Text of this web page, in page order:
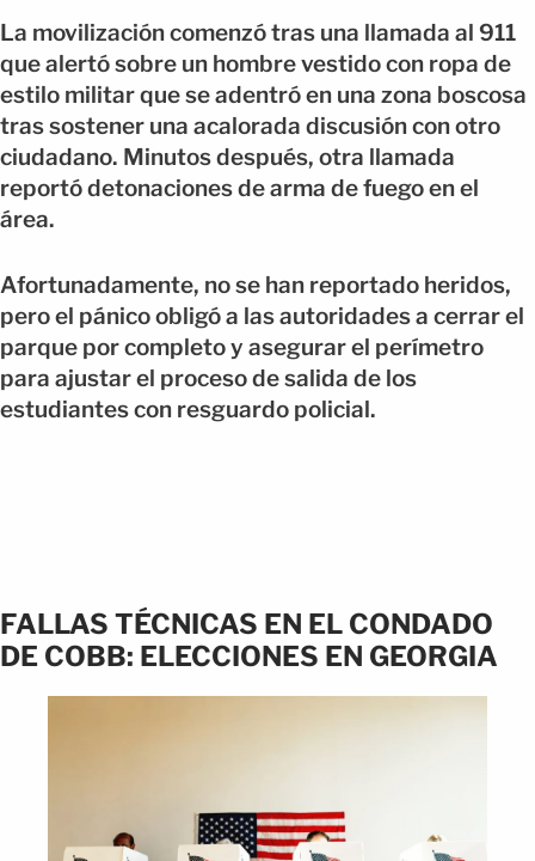
La movilización comenzó tras una llamada al 911
que alertó sobre un hombre vestido con ropa de
estilo militar que se adentró en una zona boscosa
tras sostener una acalorada discusión con otro
ciudadano. Minutos después, otra llamada
reportó detonaciones de arma de fuego en el
área.
Afortunadamente, no se han reportado heridos,
pero el pánico obligó a las autoridades a cerrar el
parque por completo y asegurar el perímetro
para ajustar el proceso de salida de los
estudiantes con resguardo policial.
FALLAS TÉCNICAS EN EL CONDADO
DE COBB: ELECCIONES EN GEORGIA